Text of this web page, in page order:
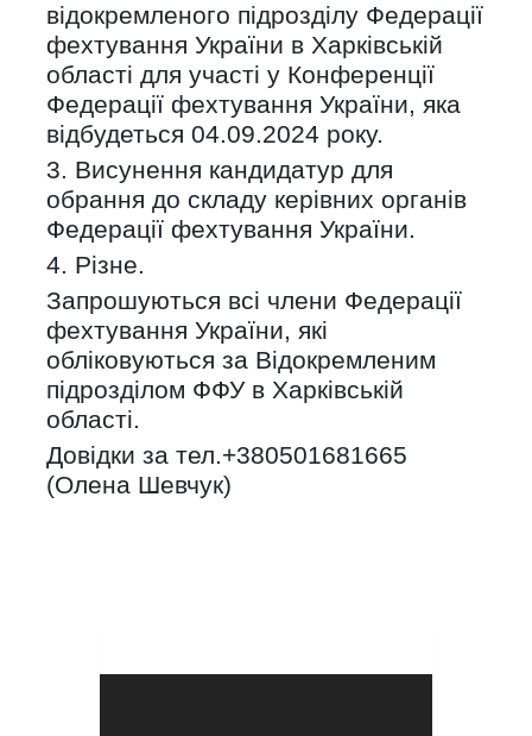
відокремленого підрозділу Федерації
фехтування України в Харківській
області для участі у Конференції
Федерації фехтування України, яка
відбудеться 04.09.2024 року.
3. Висунення кандидатур для
обрання до складу керівних органів
Федерації фехтування України.
4. Різне.
Запрошуються всі члени Федерації
фехтування України, які
обліковуються за Відокремленим
підрозділом ФФУ в Харківській
області.
Довідки за тел.+380501681665
(Олена Шевчук)